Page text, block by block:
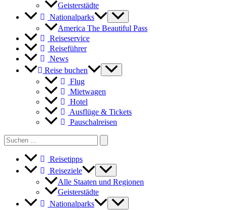
Geisterstädte
Nationalparks
America The Beautiful Pass
Reiseservice
Reiseführer
News
Reise buchen
Flug
Mietwagen
Hotel
Ausflüge & Tickets
Pauschalreisen
Search
for:
Reisetipps
Reiseziele
Alle Staaten und Regionen
Geisterstädte
Nationalparks